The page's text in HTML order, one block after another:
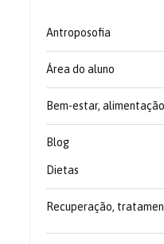
Antroposofia
Área do aluno
Bem-estar,
Blog
Dietas
Recuperação,